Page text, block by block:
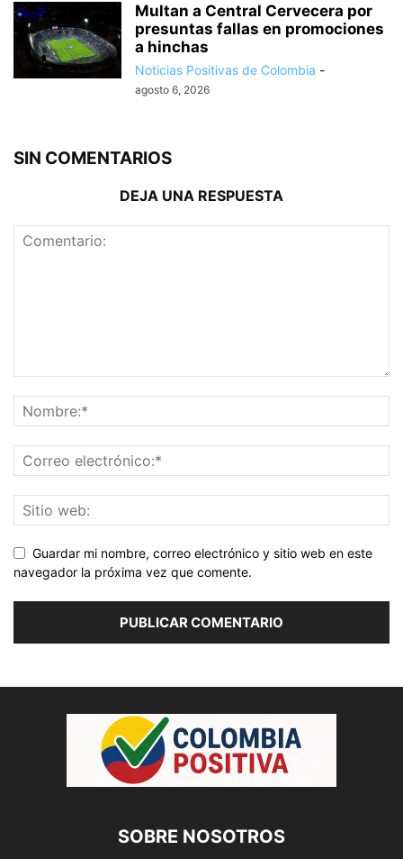
Multan a Central Cervecera por
presuntas fallas en promociones
a hinchas
Noticias Positivas de Colombia -
agosto 6, 2026
SIN COMENTARIOS
DEJA UNA RESPUESTA
Guardar mi nombre, correo electrónico y sitio web en este
navegador la próxima vez que comente.
SOBRE NOSOTROS